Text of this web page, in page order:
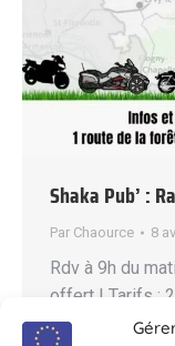
Shaka Pub’ :
Par Chaource 8
Rdv à 9h du
offert ! Tarifs :
consommation